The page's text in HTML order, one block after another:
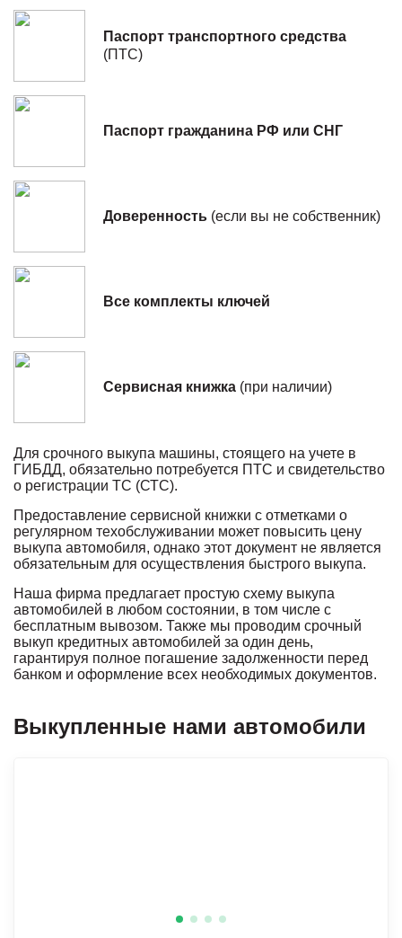
Паспорт транспортного средства
(ПТС)
Паспорт гражданина РФ или СНГ
Доверенность (если вы не собственник)
Все комплекты ключей
Сервисная книжка (при наличии)
Для срочного выкупа машины, стоящего на учете в
ГИБДД, обязательно потребуется ПТС и свидетельство
о регистрации ТС (СТС).
Предоставление сервисной книжки с отметками о
регулярном техобслуживании может повысить цену
выкупа автомобиля, однако этот документ не является
обязательным для осуществления быстрого выкупа.
Наша фирма предлагает простую схему выкупа
автомобилей в любом состоянии, в том числе с
бесплатным вывозом. Также мы проводим срочный
выкуп кредитных автомобилей за один день,
гарантируя полное погашение задолженности перед
банком и оформление всех необходимых документов.
Выкупленные нами автомобили